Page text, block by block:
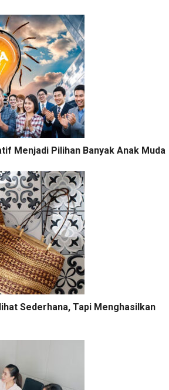
Menjadi Pilihan Banyak Anak Muda
Sederhana, Tapi Menghasilkan